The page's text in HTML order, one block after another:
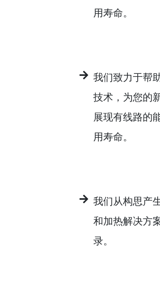
用寿命。
我们致力于帮
技术，为您的
展现有线路的
用寿命。
我们从构思产
和加热解决方
录。